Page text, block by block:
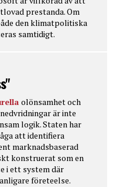
prestanda. Om
den klimatpolitiska
samtidigt.
olönsamhet och
är inte
logik. Staten har
att identifiera
marknadsbaserad
konstruerat som en
i ett system där
företeelse.